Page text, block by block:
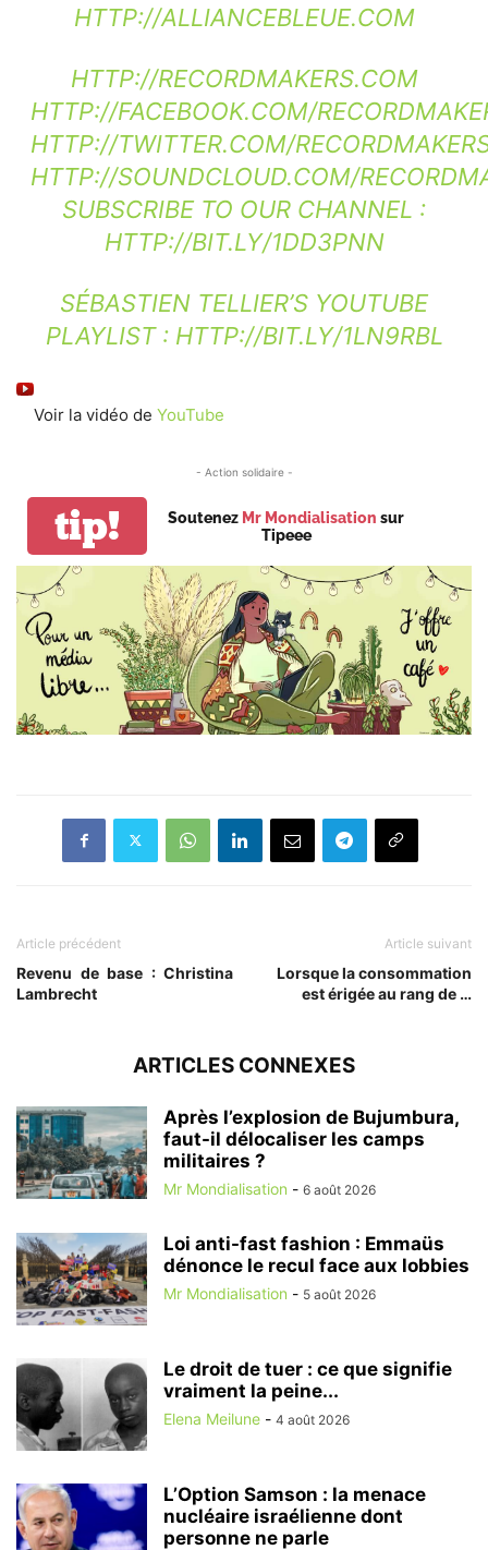
HTTP://ALLIANCEBLEUE.COM
HTTP://RECORDMAKERS.COM
HTTP://FACEBOOK.COM/
HTTP://TWITTER.COM/
HTTP://SOUNDCLOUD.COM/
SUBSCRIBE TO OUR CHANNEL :
HTTP://BIT.LY/1DD3PNN
SÉBASTIEN TELLIER’S YOUTUBE
PLAYLIST : HTTP://BIT.LY/1LN9RBL
Voir la vidéo de YouTube
- Action solidaire -
tip! Soutenez Mr Mondialisation sur
Tipeee
Article précédent
Revenu de base : Christina
Lambrecht
Article suivant
Lorsque la consommation
est érigée au rang de …
ARTICLES CONNEXES
Après l’explosion de Bujumbura,
faut-il délocaliser les camps
militaires ?
Mr Mondialisation - 6 août 2026
Loi anti-fast fashion : Emmaüs
dénonce le recul face aux lobbies
Mr Mondialisation - 5 août 2026
Le droit de tuer : ce que signifie
vraiment la peine...
Elena Meilune - 4 août 2026
L’Option Samson : la menace
nucléaire israélienne dont
personne ne parle